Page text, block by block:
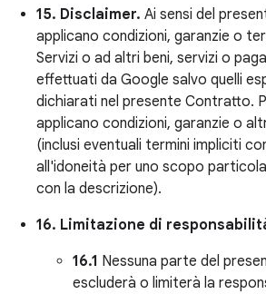
15. Disclaimer. Ai sensi del
applicano condizioni, garanzie o
Servizi o ad altri beni, servizi o
effettuati da Google salvo quelli
dichiarati nel presente Contratto.
applicano condizioni, garanzie o
(inclusi eventuali termini impliciti
all'idoneità per uno scopo
con la descrizione).
16. Limitazione di
16.1 Nessuna parte del
escluderà o limiterà la